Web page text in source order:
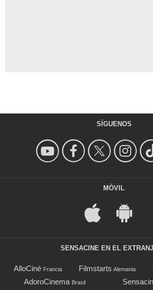
SÍGUENOS
MÓVIL
SENSACINE EN EL
AlloCiné Francia Filmstarts Alemania
AdoroCinema Brasil